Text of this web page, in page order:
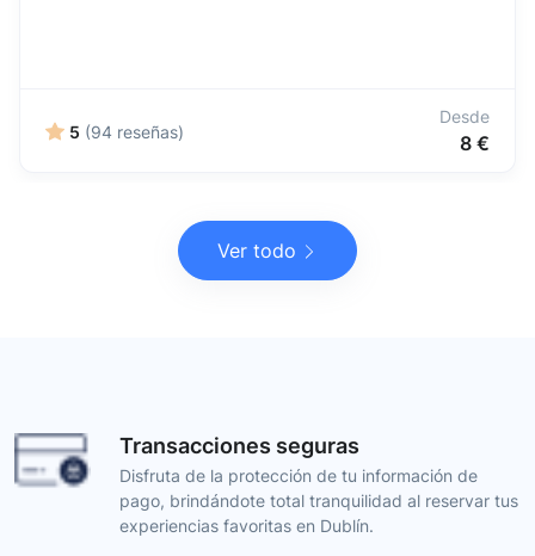
5 (94 reseñas)
Desde
8 €
Ver todo
Transacciones seguras
Disfruta de la protección de tu información de
pago, brindándote total tranquilidad al reservar tus
experiencias favoritas en Dublín.